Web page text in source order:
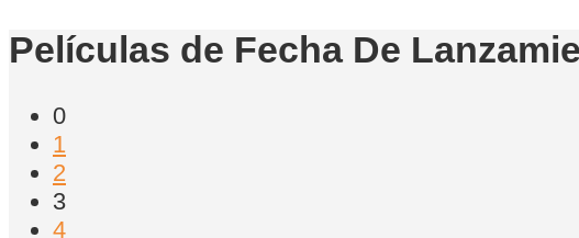
Películas de Fecha De
0
1
2
3
4